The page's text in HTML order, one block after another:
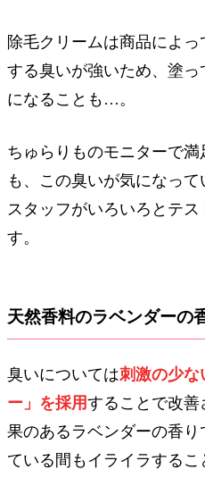
除毛クリームは商品によ
する臭いが強いため、塗
になることも…。
ちゅらりものモニターで
も、この臭いが気になって
スタッフがいろいろとテ
す。
天然香料のラベンダーの
臭いについては刺激の少な
ー」を採用することで改善
果のあるラベンダーの香
ている間もイライラするこ